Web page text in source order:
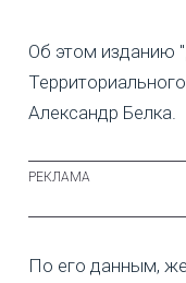
Об этом изданию
Александр Белка.
По его данным,